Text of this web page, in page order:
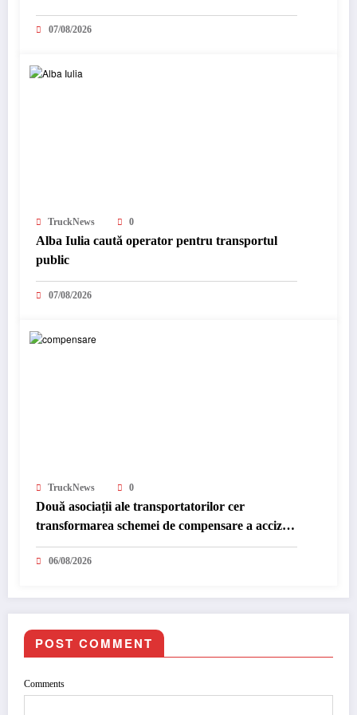
07/08/2026
TruckNews 0
Alba Iulia caută operator pentru transportul
public
07/08/2026
TruckNews 0
Două asociații ale transportatorilor cer
transformarea schemei de compensare a accizei
în mecanism permanent
06/08/2026
POST COMMENT
Comments